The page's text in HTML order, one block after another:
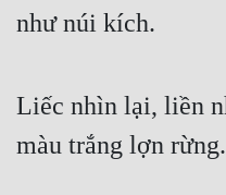
như núi kích.
Liếc nhìn lại, liền
màu trắng lợn rừng.